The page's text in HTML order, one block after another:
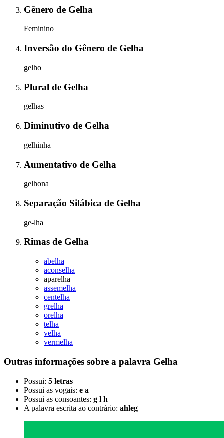
Gênero de Gelha
Feminino
Inversão do Gênero de Gelha
gelho
Plural de Gelha
gelhas
Diminutivo de Gelha
gelhinha
Aumentativo de Gelha
gelhona
Separação Silábica de Gelha
ge-lha
Rimas de Gelha
abelha
aconselha
aparelha
assemelha
centelha
grelha
orelha
telha
velha
vermelha
Outras informações sobre a palavra Gelha
Possui: 5 letras
Possui as vogais: e a
Possui as consoantes: g l h
A palavra escrita ao contrário: ahleg